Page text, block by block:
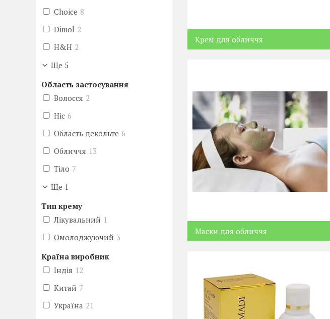
Крем для обличчя
Маски для обличчя
Choice 8
Dimol 2
H&H 2
Ще 5
Область застосування
Волосся 2
Ніс 6
Область декольте 6
Обличчя 13
Тіло 7
Ще 1
Тип крему
Лікувальний 1
Омолоджуючий 3
Країна виробник
Індія 12
Китай 7
Україна 21